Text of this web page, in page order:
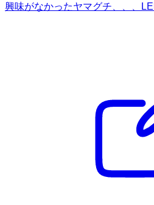
興味がなかったヤマグチ、、、